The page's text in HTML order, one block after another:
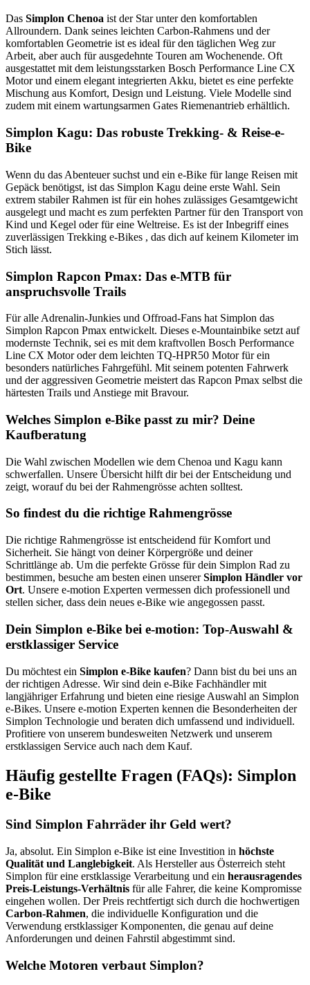
Das Simplon Chenoa ist der Star unter den komfortablen
Allroundern. Dank seines leichten Carbon-Rahmens und der
komfortablen Geometrie ist es ideal für den täglichen Weg zur
Arbeit, aber auch für ausgedehnte Touren am Wochenende. Oft
ausgestattet mit dem leistungsstarken Bosch Performance Line CX
Motor und einem elegant integrierten Akku, bietet es eine perfekte
Mischung aus Komfort, Design und Leistung. Viele Modelle sind
zudem mit einem wartungsarmen Gates Riemenantrieb erhältlich.
Simplon Kagu: Das robuste Trekking- & Reise-e-
Bike
Wenn du das Abenteuer suchst und ein e-Bike für lange Reisen mit
Gepäck benötigst, ist das Simplon Kagu deine erste Wahl. Sein
extrem stabiler Rahmen ist für ein hohes zulässiges Gesamtgewicht
ausgelegt und macht es zum perfekten Partner für den Transport von
Kind und Kegel oder für eine Weltreise. Es ist der Inbegriff eines
zuverlässigen Trekking e-Bikes , das dich auf keinem Kilometer im
Stich lässt.
Simplon Rapcon Pmax: Das e-MTB für
anspruchsvolle Trails
Für alle Adrenalin-Junkies und Offroad-Fans hat Simplon das
Simplon Rapcon Pmax entwickelt. Dieses e-Mountainbike setzt auf
modernste Technik, sei es mit dem kraftvollen Bosch Performance
Line CX Motor oder dem leichten TQ-HPR50 Motor für ein
besonders natürliches Fahrgefühl. Mit seinem potenten Fahrwerk
und der aggressiven Geometrie meistert das Rapcon Pmax selbst die
härtesten Trails und Anstiege mit Bravour.
Welches Simplon e-Bike passt zu mir? Deine
Kaufberatung
Die Wahl zwischen Modellen wie dem Chenoa und Kagu kann
schwerfallen. Unsere Übersicht hilft dir bei der Entscheidung und
zeigt, worauf du bei der Rahmengrösse achten solltest.
So findest du die richtige Rahmengrösse
Die richtige Rahmengrösse ist entscheidend für Komfort und
Sicherheit. Sie hängt von deiner Körpergröße und deiner
Schrittlänge ab. Um die perfekte Grösse für dein Simplon Rad zu
bestimmen, besuche am besten einen unsererSimplon Händler vor
Ort. Unsere e-motion Experten vermessen dich professionell und
stellen sicher, dass dein neues e-Bike wie angegossen passt.
Dein Simplon e-Bike bei e-motion: Top-Auswahl &
erstklassiger Service
Du möchtest ein Simplon e-Bike kaufen? Dann bist du bei uns an
der richtigen Adresse. Wir sind dein e-Bike Fachhändler mit
langjähriger Erfahrung und bieten eine riesige Auswahl an Simplon
e-Bikes. Unsere e-motion Experten kennen die Besonderheiten der
Simplon Technologie und beraten dich umfassend und individuell.
Profitiere von unserem bundesweiten Netzwerk und unserem
erstklassigen Service auch nach dem Kauf.
Häufig gestellte Fragen (FAQs): Simplon
e-Bike
Sind Simplon Fahrräder ihr Geld wert?
Ja, absolut. Ein Simplon e-Bike ist eine Investition in höchste
Qualität und Langlebigkeit. Als Hersteller aus Österreich steht
Simplon für eine erstklassige Verarbeitung und ein herausragendes
Preis-Leistungs-Verhältnis für alle Fahrer, die keine Kompromisse
eingehen wollen. Der Preis rechtfertigt sich durch die hochwertigen
Carbon-Rahmen, die individuelle Konfiguration und die
Verwendung erstklassiger Komponenten, die genau auf deine
Anforderungen und deinen Fahrstil abgestimmt sind.
Welche Motoren verbaut Simplon?